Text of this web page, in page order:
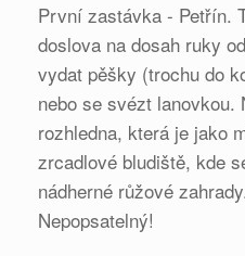
První zastávka - Petřín.
doslova na dosah ruky
vydat pěšky (trochu do
nebo se svézt
rozhledna, která je jako
zrcadlové bludiště, kde
nádherné růžové
Nepopsatelný!